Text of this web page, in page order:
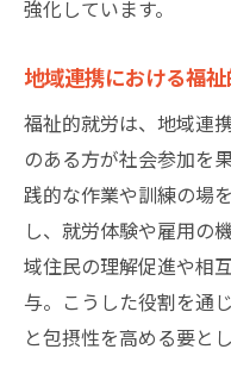
福祉的就労を深め
地域連携を活
堺市で進む福
福祉的就労が
夫
堺市の地域連
福祉的就労を
強化しています。
地域連携における福
福祉的就労は、地域連
のある方が社会参加を
践的な作業や訓練の場
し、就労体験や雇用の
域住民の理解促進や相
与。こうした役割を通
と包摂性を高める要と